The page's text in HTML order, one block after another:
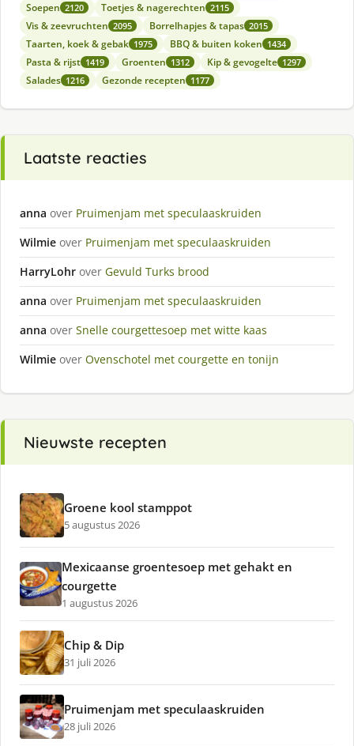
Soepen 2120 Toetjes & nagerechten 2115
Vis & zeevruchten 2095 Borrelhapjes & tapas 2015
Taarten, koek & gebak 1975 BBQ & buiten koken 1434
Pasta & rijst 1419 Groenten 1312 Kip & gevogelte 1297
Salades 1216 Gezonde recepten 1177
Laatste reacties
anna over Pruimenjam met speculaaskruiden
Wilmie over Pruimenjam met speculaaskruiden
HarryLohr over Gevuld Turks brood
anna over Pruimenjam met speculaaskruiden
anna over Snelle courgettesoep met witte kaas
Wilmie over Ovenschotel met courgette en tonijn
Nieuwste recepten
Groene kool stamppot
5 augustus 2026
Mexicaanse groentesoep met gehakt en
courgette
1 augustus 2026
Chip & Dip
31 juli 2026
Pruimenjam met speculaaskruiden
28 juli 2026